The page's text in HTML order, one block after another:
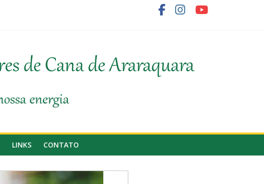
do fornecedor de cana
de Cana de Araraquara
energia
LINKS CONTATO